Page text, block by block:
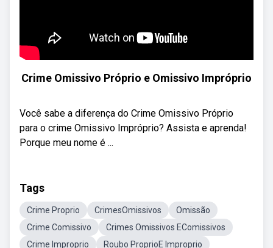
Crime Omissivo Próprio e Omissivo Impróprio
Você sabe a diferença do Crime Omissivo Próprio
para o crime Omissivo Impróprio? Assista e aprenda!
Porque meu nome é ...
Tags
Crime Proprio CrimesOmissivos
Omissão
Crime Comissivo
Crimes Omissivos EComissivos
Crime Improprio
Roubo ProprioE Improprio